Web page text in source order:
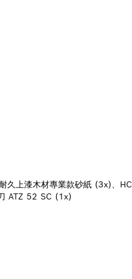
久上漆木材專業款砂紙 (3x)、
ATZ 52 SC (1x)